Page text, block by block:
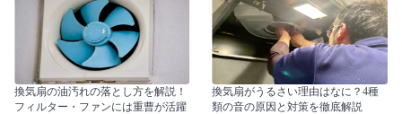
換気扇の油汚れの落とし方を解説！
フィルター・ファンには重曹が活躍
換気扇がうるさい理由はなに？4種
類の音の原因と対策を徹底解説